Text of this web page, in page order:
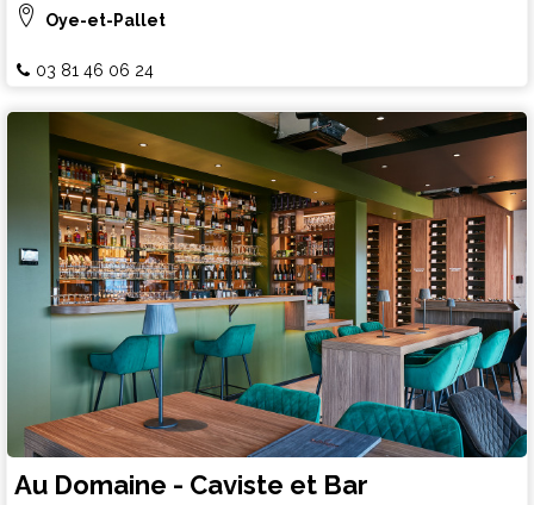
Oye-et-Pallet
03 81 46 06 24
Au Domaine - Caviste et Bar